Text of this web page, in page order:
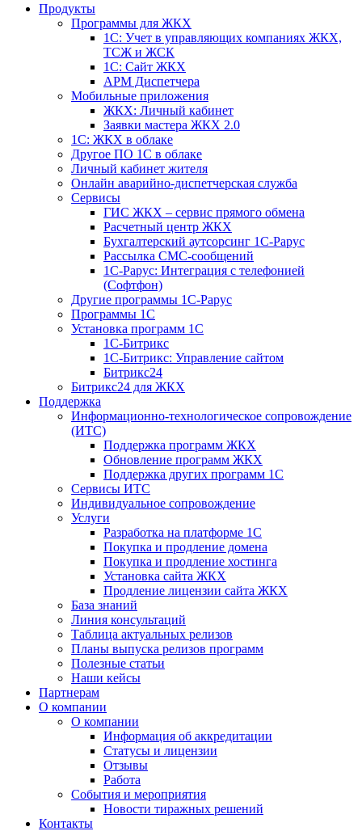
Продукты
Программы для ЖКХ
1С: Учет в управляющих компаниях ЖКХ,
ТСЖ и ЖСК
1С: Сайт ЖКХ
АРМ Диспетчера
Мобильные приложения
ЖКХ: Личный кабинет
Заявки мастера ЖКХ 2.0
1С: ЖКХ в облаке
Другое ПО 1С в облаке
Личный кабинет жителя
Онлайн аварийно-диспетчерская служба
Сервисы
ГИС ЖКХ – сервис прямого обмена
Расчетный центр ЖКХ
Бухгалтерский аутсорсинг 1С-Рарус
Рассылка СМС-сообщений
1С-Рарус: Интеграция с телефонией
(Софтфон)
Другие программы 1С-Рарус
Программы 1С
Установка программ 1С
1С-Битрикс
1С-Битрикс: Управление сайтом
Битрикс24
Битрикс24 для ЖКХ
Поддержка
Информационно-технологическое сопровождение
(ИТС)
Поддержка программ ЖКХ
Обновление программ ЖКХ
Поддержка других программ 1С
Сервисы ИТС
Индивидуальное сопровождение
Услуги
Разработка на платформе 1С
Покупка и продление домена
Покупка и продление хостинга
Установка сайта ЖКХ
Продление лицензии сайта ЖКХ
База знаний
Линия консультаций
Таблица актуальных релизов
Планы выпуска релизов программ
Полезные статьи
Наши кейсы
Партнерам
О компании
О компании
Информация об аккредитации
Статусы и лицензии
Отзывы
Работа
События и мероприятия
Новости тиражных решений
Контакты